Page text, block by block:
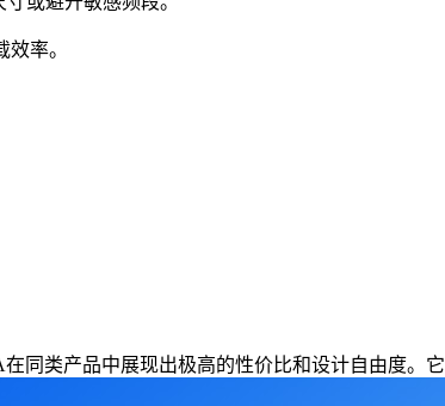
率。
同类产品中展现出极高的性价比和设计自由度。